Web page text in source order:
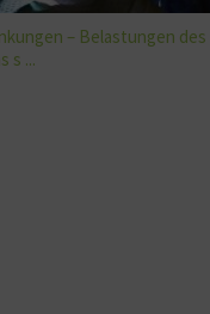
– Belastungen des
s ...